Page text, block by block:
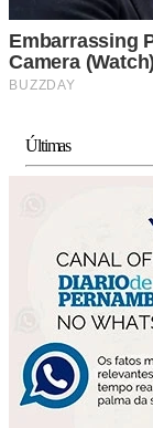
Últimas